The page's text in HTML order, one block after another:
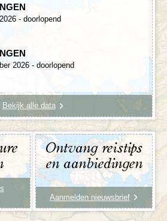
- doorlopend
2026 - doorlopend
Bekijk alle data
Ontvang reistips
en aanbiedingen
Aanmelden nieuwsbrief